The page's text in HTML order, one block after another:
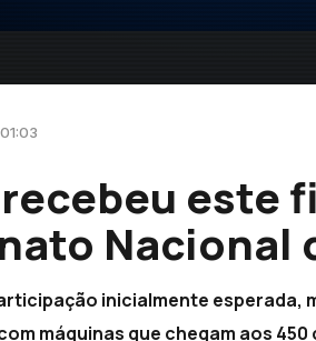
este
Nacional
inicialmente esperada,
máquinas que chegam aos 450